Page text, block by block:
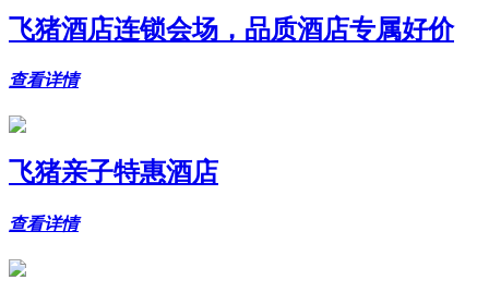
飞猪酒店连锁会场，品质酒店专属好价
查看详情
飞猪亲子特惠酒店
查看详情